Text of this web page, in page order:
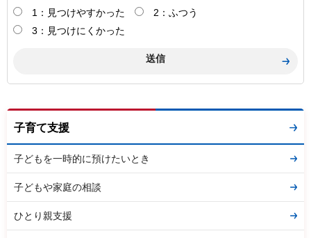
1：見つけやすかった
2：ふつう
3：見つけにくかった
子育て支援
子どもを一時的に預けたいとき
子どもや家庭の相談
ひとり親支援